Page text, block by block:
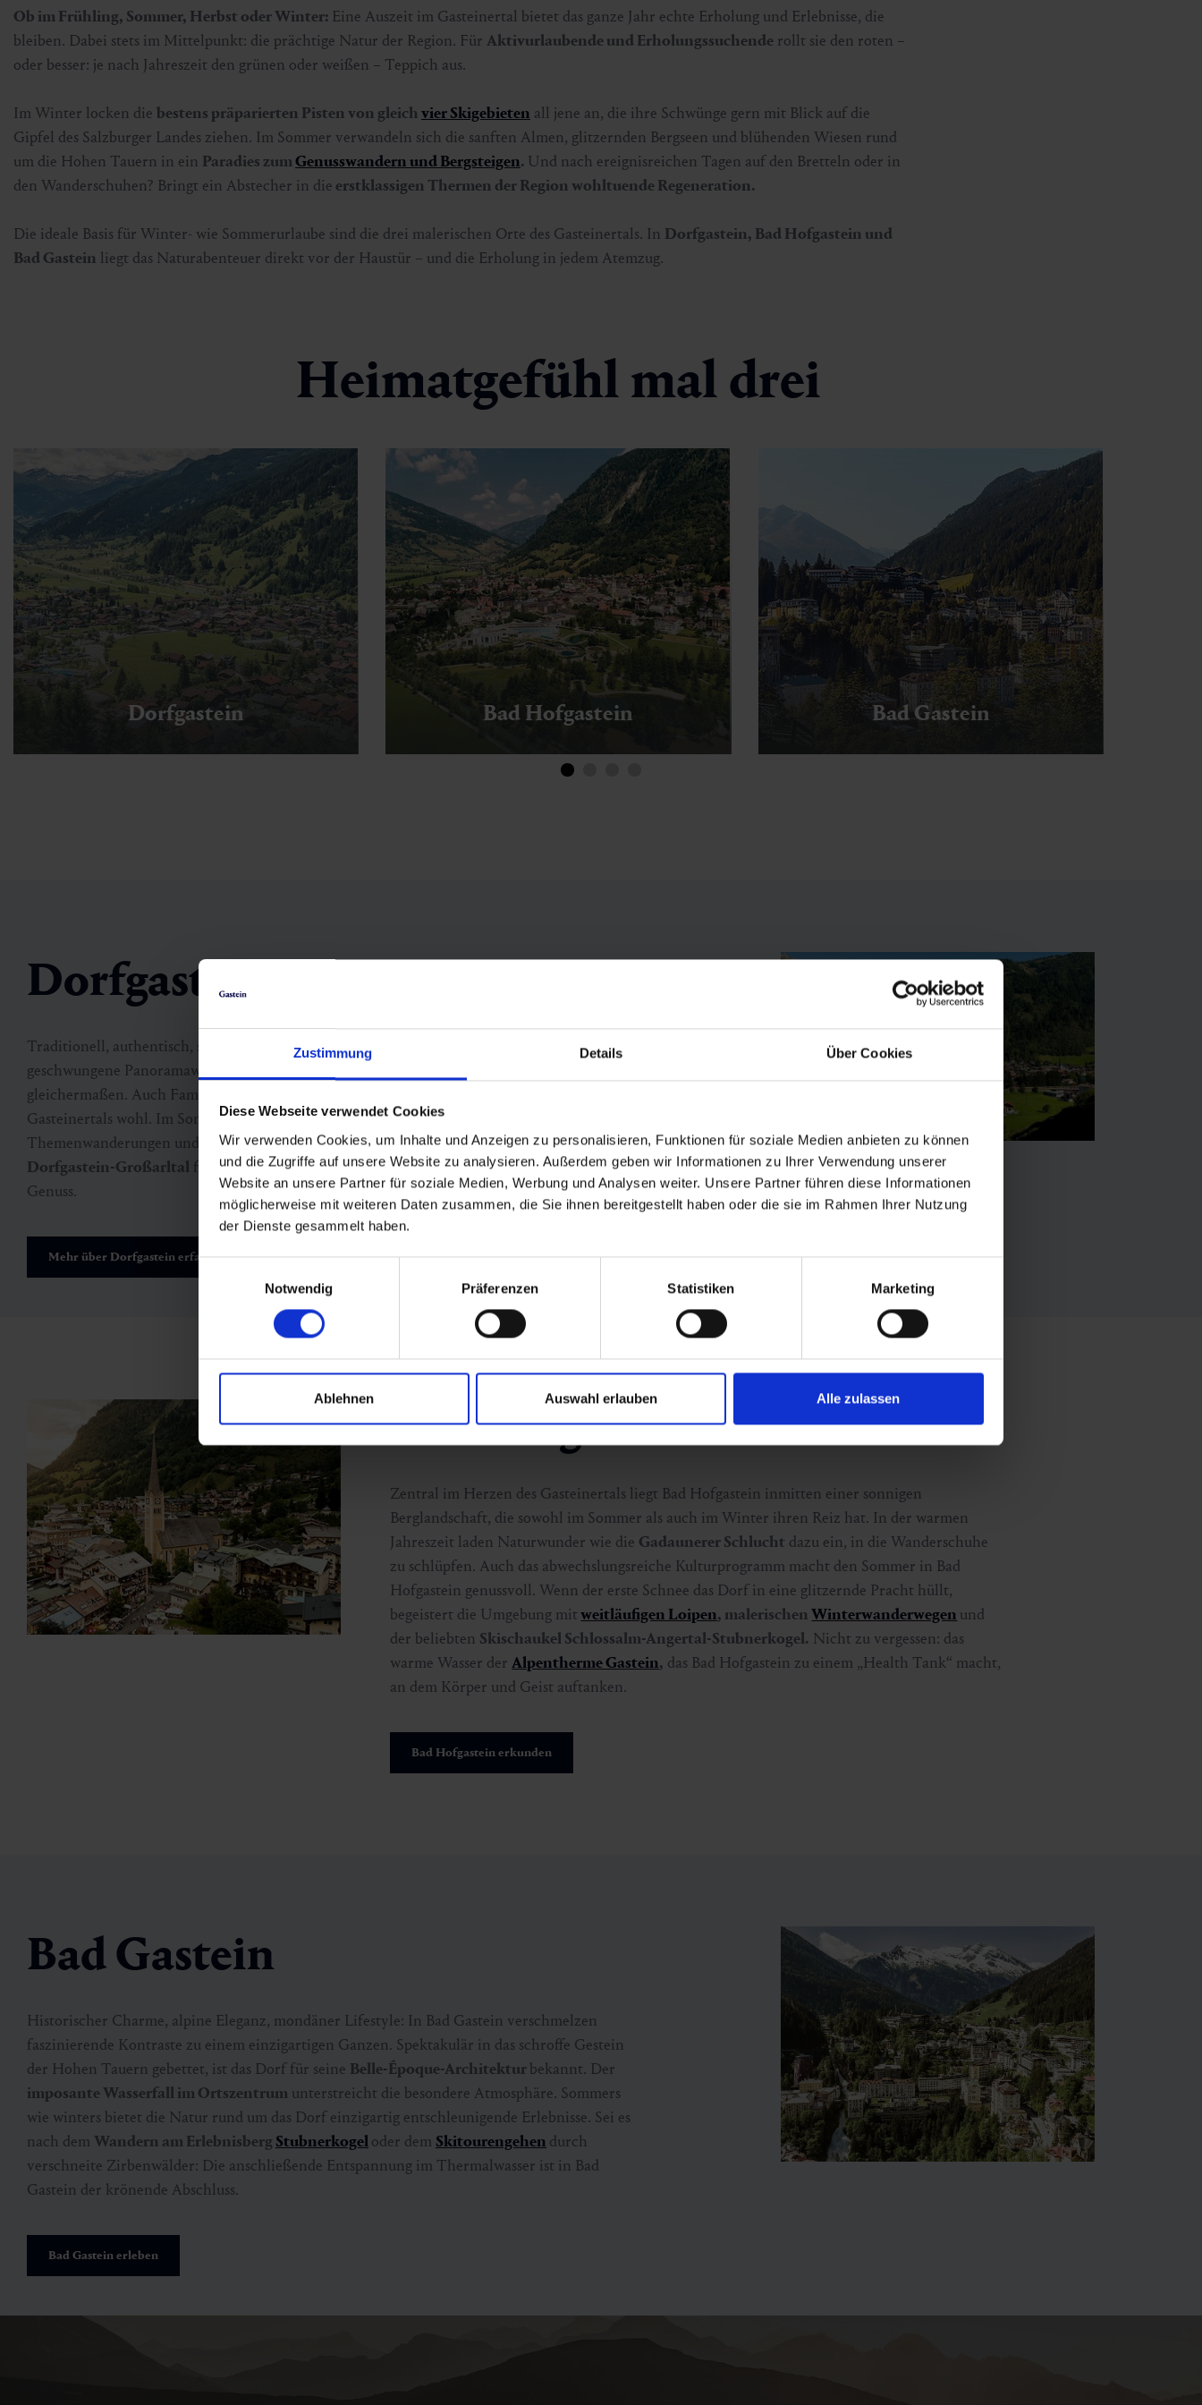
Zustimmung Details Über Cookies
Diese Webseite verwendet Cookies
Wir verwenden Cookies, um Inhalte und Anzeigen zu personalisieren, Funktionen für soziale Medien anbieten zu können
und die Zugriffe auf unsere Website zu analysieren. Außerdem geben wir Informationen zu Ihrer Verwendung unserer
Website an unsere Partner für soziale Medien, Werbung und Analysen weiter. Unsere Partner führen diese Informationen
möglicherweise mit weiteren Daten zusammen, die Sie ihnen bereitgestellt haben oder die sie im Rahmen Ihrer Nutzung
der Dienste gesammelt haben.
Notwendig
Präferenzen Statistiken Marketing
Ablehnen Auswahl erlauben Alle zulassen
Ob im Frühling, Sommer, Herbst oder Winter: Eine Auszeit im Gasteinertal bietet das ganze Jahr echte Erholung und Erlebnisse, die
bleiben. Dabei stets im Mittelpunkt: die prächtige Natur der Region. Für Aktivurlaubende und Erholungssuchende rollt sie den roten –
oder besser: je nach Jahreszeit den grünen oder weißen – Teppich aus.
Im Winter locken die bestens präparierten Pisten von gleichvier Skigebieten all jene an, die ihre Schwünge gern mit Blick auf die
Gipfel des Salzburger Landes ziehen. Im Sommer verwandeln sich die sanften Almen, glitzernden Bergseen und blühenden Wiesen rund
um die Hohen Tauern in ein Paradies zumGenusswandern und Bergsteigen. Und nach ereignisreichen Tagen auf den Bretteln oder in
den Wanderschuhen? Bringt ein Abstecher in die erstklassigen Thermen der Region wohltuende Regeneration.
Die ideale Basis für Winter- wie Sommerurlaube sind die drei malerischen Orte des Gasteinertals. In Dorfgastein, Bad Hofgastein und
Bad Gastein liegt das Naturabenteuer direkt vor der Haustür – und die Erholung in jedem Atemzug.
Heimatgefühl mal drei
Dorfgastein Bad Hofgastein Bad Gastein
Dorfgastein
Traditionell, authentisch, sympathisch: So präsentiert sich Dorfgastein seinen Gästen. Sanft
geschwungene Panoramawege und imposante Gipfel begeistern
gleichermaßen. Auch Familien mit Kindern fühlen sich im charmanten Dorf am Eingang des
Gasteinertals wohl. Im Sommer warten amErlebnisberg Fulseck
Themenwanderungen und rasante Mountaincart-Fahrten, im Winter bietet dieSkischaukel
Dorfgastein-Großarltal familienfreundliche Pisten, urige Hütten und jede Menge alpinen
Genuss.
Mehr über Dorfgastein erfahren
Bad Hofgastein
Zentral im Herzen des Gasteinertals liegt Bad Hofgastein inmitten einer sonnigen
Berglandschaft, die sowohl im Sommer als auch im Winter ihren Reiz hat. In der warmen
Jahreszeit laden Naturwunder wie die Gadaunerer Schlucht dazu ein, in die Wanderschuhe
zu schlüpfen. Auch das abwechslungsreiche Kulturprogramm macht den Sommer in Bad
Hofgastein genussvoll. Wenn der erste Schnee das Dorf in eine glitzernde Pracht hüllt,
begeistert die Umgebung mitweitläufigen Loipen, malerischenWinterwanderwegen und
der beliebten Skischaukel Schlossalm-Angertal-Stubnerkogel. Nicht zu vergessen: das
warme Wasser derAlpentherme Gastein, das Bad Hofgastein zu einem „Health Tank“ macht,
an dem Körper und Geist auftanken.
Bad Hofgastein erkunden
Bad Gastein
Historischer Charme, alpine Eleganz, mondäner Lifestyle: In Bad Gastein verschmelzen
faszinierende Kontraste zu einem einzigartigen Ganzen. Spektakulär in das schroffe Gestein
der Hohen Tauern gebettet, ist das Dorf für seine Belle-Époque-Architektur bekannt. Der
imposante Wasserfall im Ortszentrum unterstreicht die besondere Atmosphäre. Sommers
wie winters bietet die Natur rund um das Dorf einzigartig entschleunigende Erlebnisse. Sei es
nach dem Wandern am Erlebnisberg Stubnerkogeloder dem Skitourengehen durch
verschneite Zirbenwälder: Die anschließende Entspannung im Thermalwasser ist in Bad
Gastein der krönende Abschluss.
Bad Gastein erleben